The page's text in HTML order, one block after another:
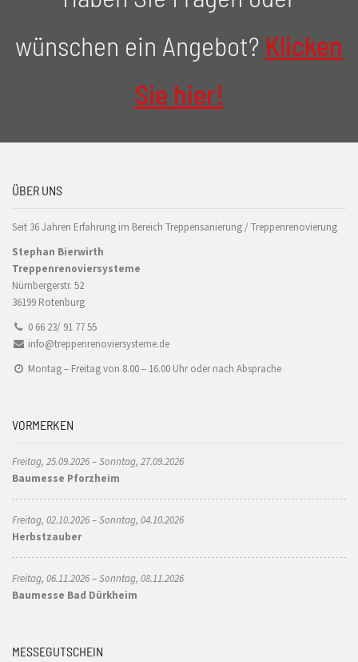
wünschen ein Angebot? Klicken
Sie hier!
ÜBER UNS
Seit 36 Jahren Erfahrung im Bereich Treppensanierung / Treppenrenovierung
Stephan Bierwirth
Treppenrenoviersysteme
Nürnbergerstr. 52
36199 Rotenburg
0 66 23/ 91 77 55
info@treppenrenoviersysteme.de
Montag – Freitag von 8.00 – 16.00 Uhr oder nach Absprache
VORMERKEN
Freitag, 25.09.2026 – Sonntag, 27.09.2026
Baumesse Pforzheim
Freitag, 02.10.2026 – Sonntag, 04.10.2026
Herbstzauber
Freitag, 06.11.2026 – Sonntag, 08.11.2026
Baumesse Bad Dürkheim
MESSEGUTSCHEIN